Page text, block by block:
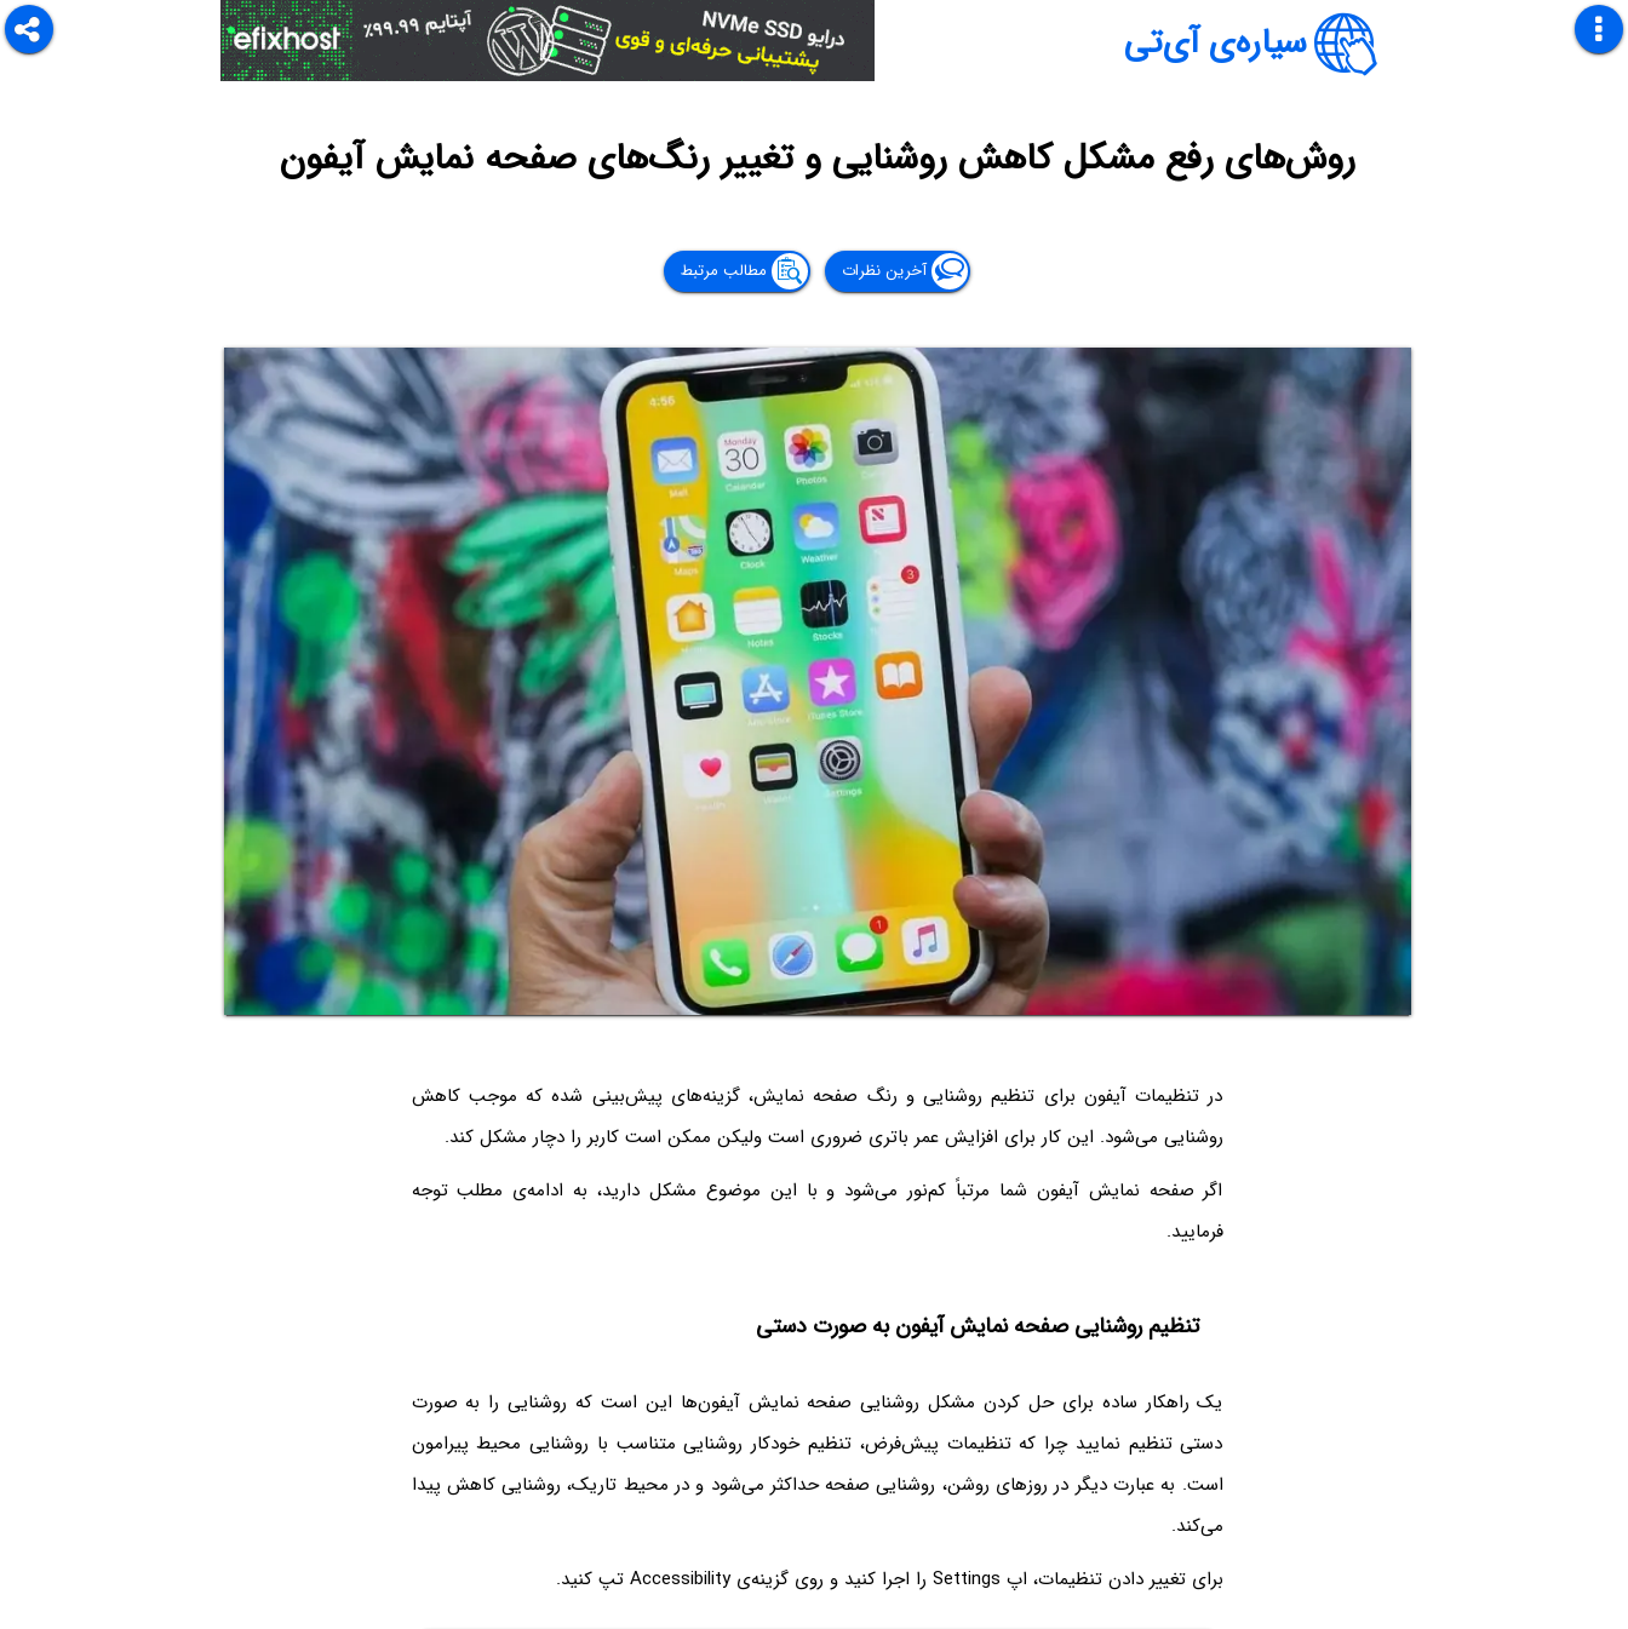
سیاره‌ی آی‌تی
روش‌های رفع مشکل کاهش روشنایی و تغییر رنگ‌های صفحه نمایش آیفون
آخرین نظرات مطالب مرتبط
در تنظیمات آیفون برای تنظیم روشنایی و رنگ صفحه نمایش، گزینه‌های پیش‌بینی شده که موجب کاهش
روشنایی می‌شود. این کار برای افزایش عمر باتری ضروری است ولیکن ممکن است کاربر را دچار مشکل کند.
اگر صفحه نمایش آیفون شما مرتباً کم‌نور می‌شود و با این موضوع مشکل دارید، به ادامه‌ی مطلب توجه
فرمایید.
تنظیم روشنایی صفحه نمایش آیفون به صورت دستی
یک راهکار ساده برای حل کردن مشکل روشنایی صفحه نمایش آیفون‌ها این است که روشنایی را به صورت
دستی تنظیم نمایید چرا که تنظیمات پیش‌فرض، تنظیم خودکار روشنایی متناسب با روشنایی محیط پیرامون
است. به عبارت دیگر در روزهای روشن، روشنایی صفحه حداکثر می‌شود و در محیط تاریک، روشنایی کاهش پیدا
می‌کند.
برای تغییر دادن تنظیمات، اپ Settings را اجرا کنید و روی گزینه‌ی Accessibility تپ کنید.